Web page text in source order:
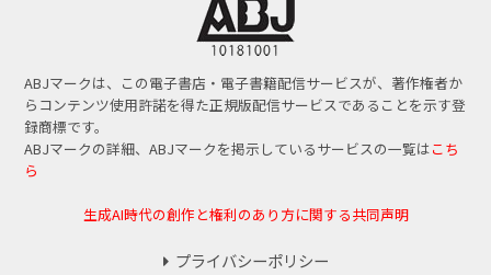
ABJマークは、この電子書店・電子書籍配信サービスが、著作権者か
らコンテンツ使用許諾を得た正規版配信サービスであることを示す登
録商標です。
ABJマークの詳細、ABJマークを掲示しているサービスの一覧はこち
ら
生成AI時代の創作と権利のあり方に関する共同声明
プライバシーポリシー